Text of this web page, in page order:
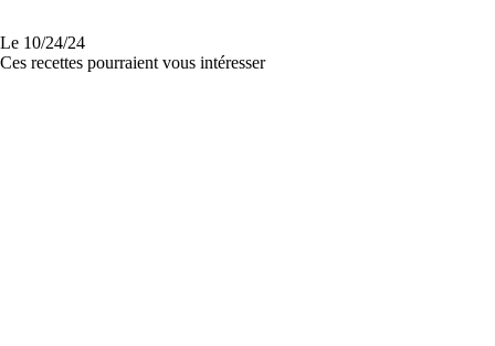
Le 10/24/24
Ces recettes pourraient vous intéresser